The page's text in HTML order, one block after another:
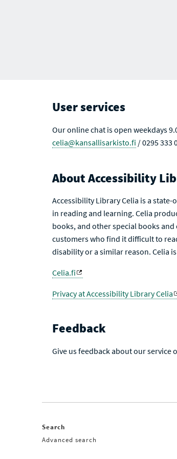
User services
Our online chat is open weekdays
celia@kansallisarkisto.fi / 0295 333
About Accessibility
Accessibility Library Celia is a
in reading and learning. Celia
books, and other special books
customers who find it difficult to
disability or a similar reason. Celia
Celia.fi
Privacy at Accessibility Library Celia
Feedback
Give us feedback about our service
Search
Advanced search